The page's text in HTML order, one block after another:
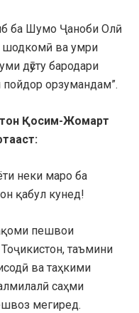
ба Шумо Ҷаноби Олӣ
шодкомӣ ва умри
дӯсту бародари
орзумандам”.
Қосим-Жомарт
неки маро ба
қабул кунед!
пешвои
таъмини
ва таҳкими
саҳми
мегиред.